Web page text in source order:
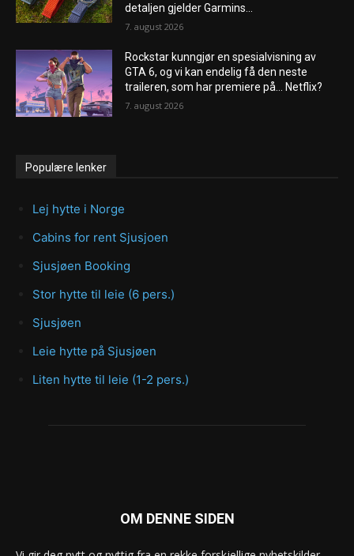
detaljen gjelder Garmins...
7. august 2026
Rockstar kunngjør en spesialvisning av
GTA 6, og vi kan endelig få den neste
traileren, som har premiere på… Netflix?
7. august 2026
Populære lenker
Lej hytte i Norge
Cabins for rent Sjusjoen
Sjusjøen Booking
Stor hytte til leie (6 pers.)
Sjusjøen
Leie hytte på Sjusjøen
Liten hytte til leie (1-2 pers.)
OM DENNE SIDEN